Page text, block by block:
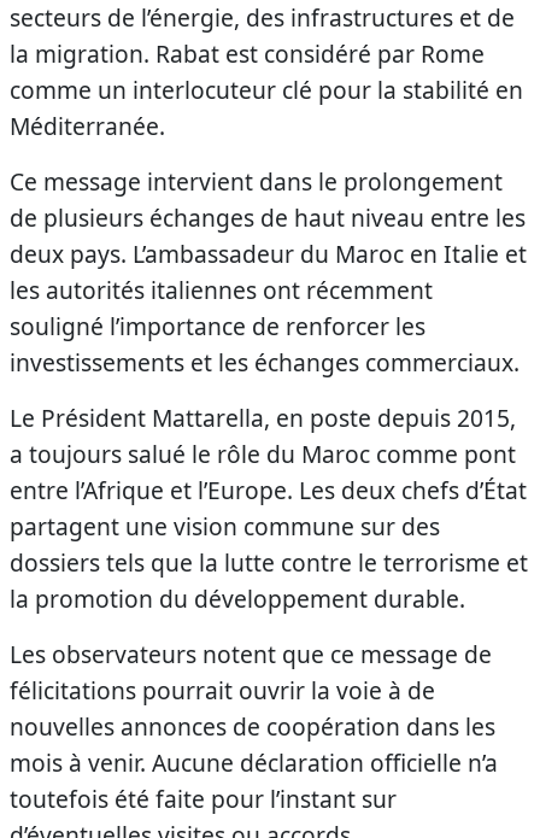
secteurs de l’énergie, des infrastructures et de
la migration. Rabat est considéré par Rome
comme un interlocuteur clé pour la stabilité en
Méditerranée.
Ce message intervient dans le prolongement
de plusieurs échanges de haut niveau entre les
deux pays. L’ambassadeur du Maroc en Italie et
les autorités italiennes ont récemment
souligné l’importance de renforcer les
investissements et les échanges commerciaux.
Le Président Mattarella, en poste depuis 2015,
a toujours salué le rôle du Maroc comme pont
entre l’Afrique et l’Europe. Les deux chefs d’État
partagent une vision commune sur des
dossiers tels que la lutte contre le terrorisme et
la promotion du développement durable.
Les observateurs notent que ce message de
félicitations pourrait ouvrir la voie à de
nouvelles annonces de coopération dans les
mois à venir. Aucune déclaration officielle n’a
toutefois été faite pour l’instant sur